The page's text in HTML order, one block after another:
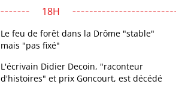
18H
Le feu de forêt dans la Drôme "stable"
mais "pas fixé"
L'écrivain Didier Decoin, "raconteur
d'histoires" et prix Goncourt, est décédé